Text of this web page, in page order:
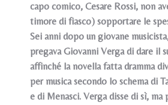
capo comico, Cesare Rossi, non
timore di fiasco) sopportare le
Sei anni dopo un giovane
pregava Giovanni Verga di dare il
affinché la novella fatta dramma
per musica secondo lo schema di
e di Menasci. Verga disse di sì, ma